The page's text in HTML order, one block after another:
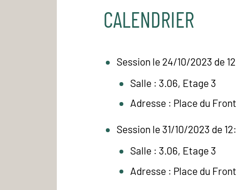
CALENDRIER
Session le 24/10/2023 de
Salle : 3.06, Etage 3
Adresse : Place du
Session le 31/10/2023 de
Salle : 3.06, Etage 3
Adresse : Place du